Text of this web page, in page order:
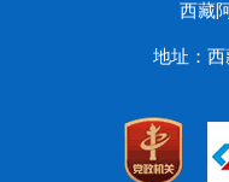
西藏
地址：